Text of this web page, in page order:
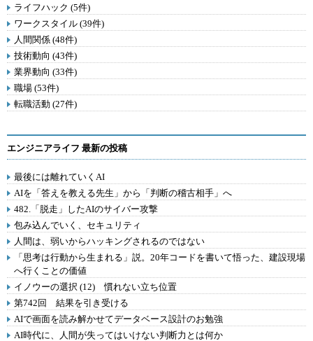
ライフハック (5件)
ワークスタイル (39件)
人間関係 (48件)
技術動向 (43件)
業界動向 (33件)
職場 (53件)
転職活動 (27件)
エンジニアライフ 最新の投稿
最後には離れていくAI
AIを「答えを教える先生」から「判断の稽古相手」へ
482.「脱走」したAIのサイバー攻撃
包み込んでいく、セキュリティ
人間は、弱いからハッキングされるのではない
「思考は行動から生まれる」説。20年コードを書いて悟った、建設現場
へ行くことの価値
イノウーの選択 (12) 慣れない立ち位置
第742回 結果を引き受ける
AIで画面を読み解かせてデータベース設計のお勉強
AI時代に、人間が失ってはいけない判断力とは何か